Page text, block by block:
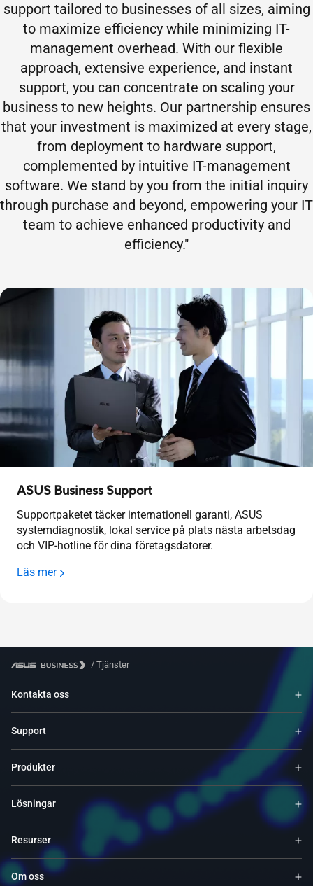
support tailored to businesses of all sizes, aiming
to maximize efficiency while minimizing IT-
management overhead. With our flexible
approach, extensive experience, and instant
support, you can concentrate on scaling your
business to new heights. Our partnership ensures
that your investment is maximized at every stage,
from deployment to hardware support,
complemented by intuitive IT-management
software. We stand by you from the initial inquiry
through purchase and beyond, empowering your IT
team to achieve enhanced productivity and
efficiency."
ASUS Business Support
Supportpaketet täcker internationell garanti, ASUS
systemdiagnostik, lokal service på plats nästa arbetsdag
och VIP-hotline för dina företagsdatorer.
Läs mer
/ Tjänster
Kontakta oss
Support
Produkter
Lösningar
Resurser
Om oss